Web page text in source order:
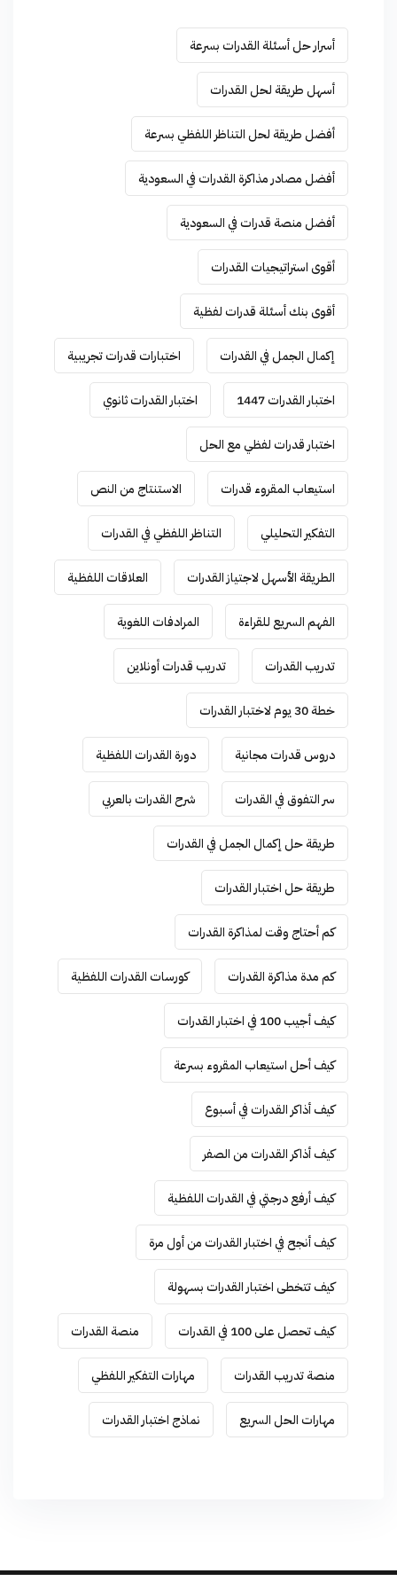
أسرار حل أسئلة القدرات بسرعة
أسهل طريقة لحل القدرات
أفضل طريقة لحل التناظر اللفظي بسرعة
أفضل مصادر مذاكرة القدرات في السعودية
أفضل منصة قدرات في السعودية
أقوى استراتيجيات القدرات
أقوى بنك أسئلة قدرات لفظية
إكمال الجمل في القدرات اختبارات قدرات تجريبية
اختبار القدرات 1447 اختبار القدرات ثانوي
اختبار قدرات لفظي مع الحل
استيعاب المقروء قدرات الاستنتاج من النص
التفكير التحليلي التناظر اللفظي في القدرات
الطريقة الأسهل لاجتياز القدرات العلاقات اللفظية
الفهم السريع للقراءة المرادفات اللغوية
تدريب القدرات تدريب قدرات أونلاين
خطة 30 يوم لاختبار القدرات
دروس قدرات مجانية دورة القدرات اللفظية
سر التفوق في القدرات شرح القدرات بالعربي
طريقة حل إكمال الجمل في القدرات
طريقة حل اختبار القدرات
كم أحتاج وقت لمذاكرة القدرات
كم مدة مذاكرة القدرات كورسات القدرات اللفظية
كيف أجيب 100 في اختبار القدرات
كيف أحل استيعاب المقروء بسرعة
كيف أذاكر القدرات في أسبوع
كيف أذاكر القدرات من الصفر
كيف أرفع درجتي في القدرات اللفظية
كيف أنجح في اختبار القدرات من أول مرة
كيف تتخطى اختبار القدرات بسهولة
كيف تحصل على 100 في القدرات منصة القدرات
منصة تدريب القدرات مهارات التفكير اللفظي
مهارات الحل السريع نماذج اختبار القدرات